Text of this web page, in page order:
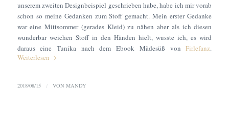
unserem zweiten Designbeispiel geschrieben habe, habe ich mir vorab
schon so meine Gedanken zum Stoff gemacht. Mein erster Gedanke
war eine Mittsommer (gerades Kleid) zu nähen aber als ich diesen
wunderbar weichen Stoff in den Händen hielt, wusste ich, es wird
daraus eine Tunika nach dem Ebook Mädesüß vonFirlefanz.
Weiterlesen
2018/08/15 / VON MANDY